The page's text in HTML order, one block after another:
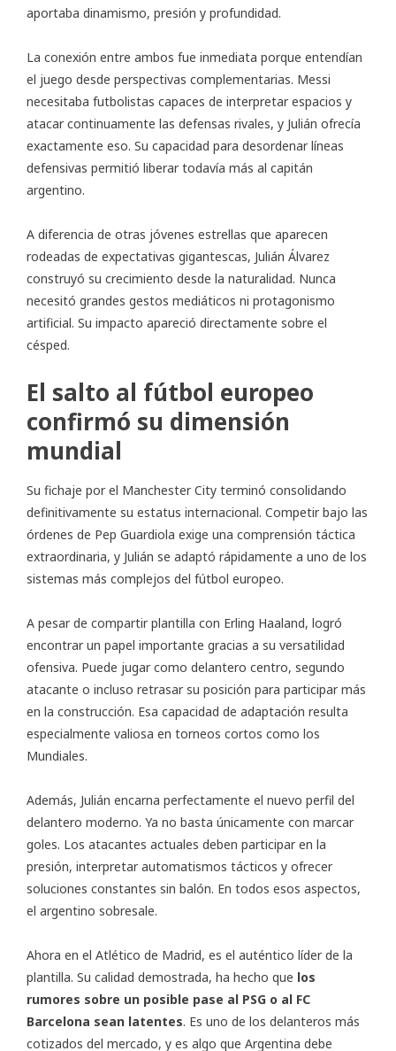
aportaba dinamismo, presión y profundidad.
La conexión entre ambos fue inmediata porque entendían
el juego desde perspectivas complementarias. Messi
necesitaba futbolistas capaces de interpretar espacios y
atacar continuamente las defensas rivales, y Julián ofrecía
exactamente eso. Su capacidad para desordenar líneas
defensivas permitió liberar todavía más al capitán
argentino.
A diferencia de otras jóvenes estrellas que aparecen
rodeadas de expectativas gigantescas, Julián Álvarez
construyó su crecimiento desde la naturalidad. Nunca
necesitó grandes gestos mediáticos ni protagonismo
artificial. Su impacto apareció directamente sobre el
césped.
El salto al fútbol europeo
confirmó su dimensión
mundial
Su fichaje por el Manchester City terminó consolidando
definitivamente su estatus internacional. Competir bajo las
órdenes de Pep Guardiola exige una comprensión táctica
extraordinaria, y Julián se adaptó rápidamente a uno de los
sistemas más complejos del fútbol europeo.
A pesar de compartir plantilla con Erling Haaland, logró
encontrar un papel importante gracias a su versatilidad
ofensiva. Puede jugar como delantero centro, segundo
atacante o incluso retrasar su posición para participar más
en la construcción. Esa capacidad de adaptación resulta
especialmente valiosa en torneos cortos como los
Mundiales.
Además, Julián encarna perfectamente el nuevo perfil del
delantero moderno. Ya no basta únicamente con marcar
goles. Los atacantes actuales deben participar en la
presión, interpretar automatismos tácticos y ofrecer
soluciones constantes sin balón. En todos esos aspectos,
el argentino sobresale.
Ahora en el Atlético de Madrid, es el auténtico líder de la
plantilla. Su calidad demostrada, ha hecho que los
rumores sobre un posible pase al PSG o al FC
Barcelona sean latentes. Es uno de los delanteros más
cotizados del mercado, y es algo que Argentina debe